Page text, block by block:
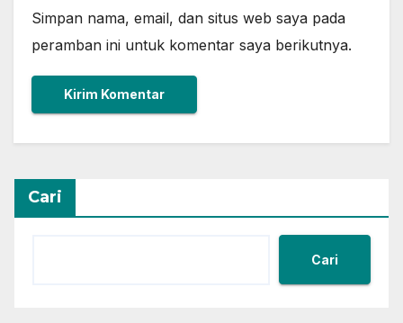
Simpan nama, email, dan situs web saya pada
peramban ini untuk komentar saya berikutnya.
Cari
Cari